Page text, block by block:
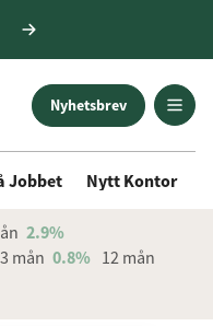
Nyhetsbrev
Jobbet Nytt Kontor
2.9%
3 mån 0.8% 12 mån